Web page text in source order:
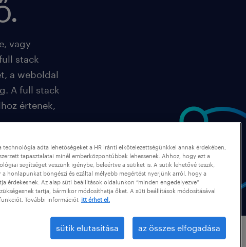
vagy
stack
a weboldal
A full stack
értenek,
adta lehetőségeket a HR iránti elkötelezettségünkkel annak érdekében,
tapasztalatai minél emberközpontúbbak lehessenek. Ahhoz, hogy ezt a
segítséget veszünk igénybe, beleértve a sütiket is. A sütik lehetővé teszik,
honlapunkat böngészi és ezáltal mélyebb megértést nyerjünk arról, hogy a
érdekesnek. Az alap süti beállítások oldalunkon “minden engedélyezve”
tartja, bármikor módosíthatja őket. A süti beállítások módosításával
További információt itt érhet el.
sütik elutasítása az összes elfogadása